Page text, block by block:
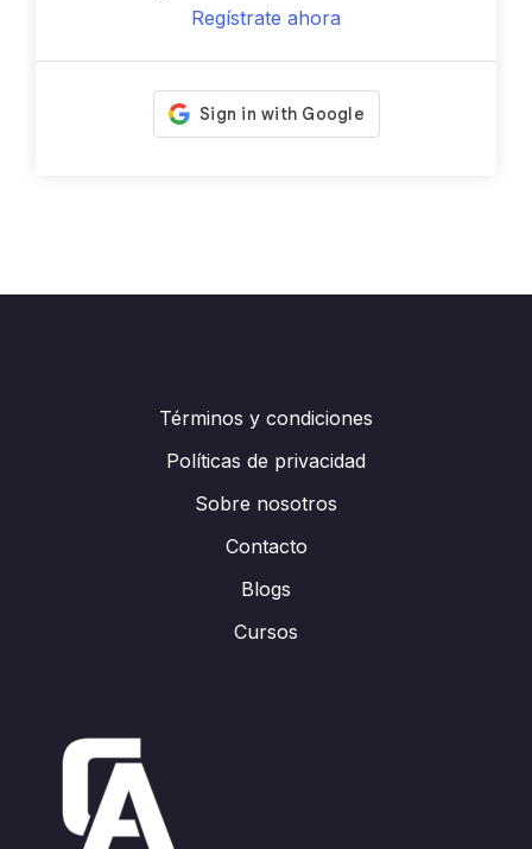
Regístrate ahora
Términos y condiciones
Políticas de privacidad
Sobre nosotros
Contacto
Blogs
Cursos